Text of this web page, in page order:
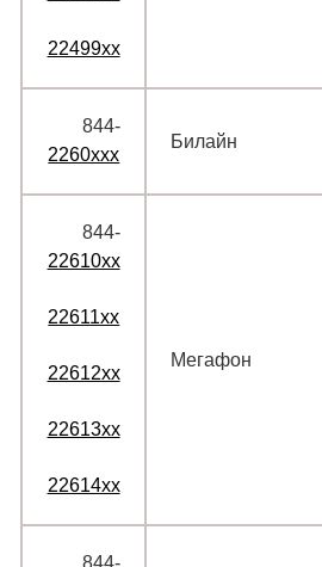
22499xx
844‑
2260xxx
Билайн
844‑
22610xx
22611xx
22612xx
22613xx
22614xx
Мегафон